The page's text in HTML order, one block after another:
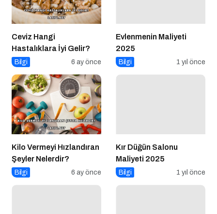
Ceviz Hangi
Hastalıklara İyi Gelir?
Bilgi 6 ay önce
Evlenmenin Maliyeti
2025
Bilgi 1 yıl önce
Kilo Vermeyi Hızlandıran
Şeyler Nelerdir?
Bilgi 6 ay önce
Kır Düğün Salonu
Maliyeti 2025
Bilgi 1 yıl önce